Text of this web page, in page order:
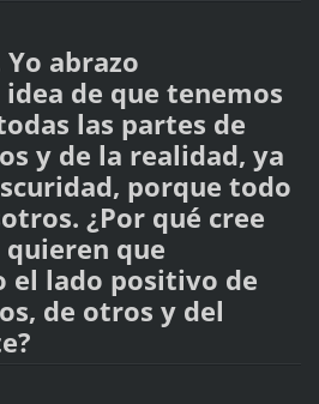
abrazo
de que tenemos
las partes de
y de la realidad, ya
porque todo
¿Por qué cree
que
el lado positivo de
de otros y del